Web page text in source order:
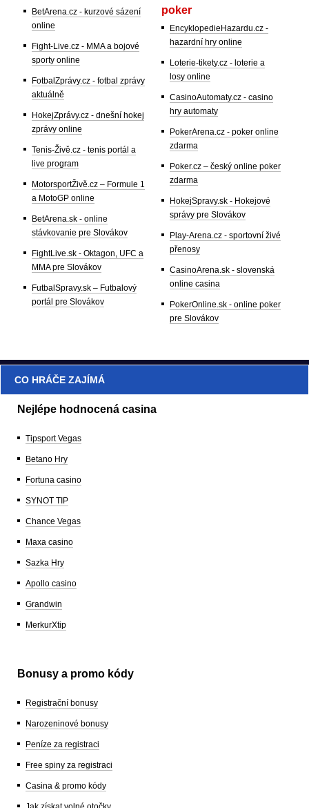
BetArena.cz - kurzové sázení
online
Fight-Live.cz - MMA a bojové
sporty online
FotbalZprávy.cz - fotbal zprávy
aktuálně
HokejZprávy.cz - dnešní hokej
zprávy online
Tenis-Živě.cz - tenis portál a
live program
MotorsportŽivě.cz – Formule 1
a MotoGP online
BetArena.sk - online
stávkovanie pre Slovákov
FightLive.sk - Oktagon, UFC a
MMA pre Slovákov
FutbalSpravy.sk – Futbalový
portál pre Slovákov
poker
EncyklopedieHazardu.cz -
hazardní hry online
Loterie-tikety.cz - loterie a
losy online
CasinoAutomaty.cz - casino
hry automaty
PokerArena.cz - poker online
zdarma
Poker.cz – český online poker
zdarma
HokejSpravy.sk - Hokejové
správy pre Slovákov
Play-Arena.cz - sportovní živé
přenosy
CasinoArena.sk - slovenská
online casina
PokerOnline.sk - online poker
pre Slovákov
CO HRÁČE ZAJÍMÁ
Nejlépe hodnocená casina
Tipsport Vegas
Betano Hry
Fortuna casino
SYNOT TIP
Chance Vegas
Maxa casino
Sazka Hry
Apollo casino
Grandwin
MerkurXtip
Bonusy a promo kódy
Registrační bonusy
Narozeninové bonusy
Peníze za registraci
Free spiny za registraci
Casina & promo kódy